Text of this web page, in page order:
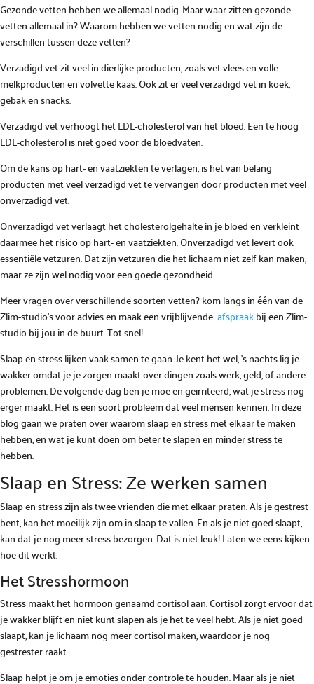
Gezonde vetten hebben we allemaal nodig. Maar waar zitten gezonde
vetten allemaal in? Waarom hebben we vetten nodig en wat zijn de
verschillen tussen deze vetten?
Verzadigd vet zit veel in dierlijke producten, zoals vet vlees en volle
melkproducten en volvette kaas. Ook zit er veel verzadigd vet in koek,
gebak en snacks.
Verzadigd vet verhoogt het LDL-cholesterol van het bloed. Een te hoog
LDL-cholesterol is niet goed voor de bloedvaten.
Om de kans op hart- en vaatziekten te verlagen, is het van belang
producten met veel verzadigd vet te vervangen door producten met veel
onverzadigd vet.
Onverzadigd vet verlaagt het cholesterolgehalte in je bloed en verkleint
daarmee het risico op hart- en vaatziekten. Onverzadigd vet levert ook
essentiële vetzuren. Dat zijn vetzuren die het lichaam niet zelf kan maken,
maar ze zijn wel nodig voor een goede gezondheid.
Meer vragen over verschillende soorten vetten? kom langs in één van de
Zlim-studio’s voor advies en maak een vrijblijvende afspraakbij een Zlim-
studio bij jou in de buurt. Tot snel!
Slaap en stress lijken vaak samen te gaan. Je kent het wel, ’s nachts lig je
wakker omdat je je zorgen maakt over dingen zoals werk, geld, of andere
problemen. De volgende dag ben je moe en geïrriteerd, wat je stress nog
erger maakt. Het is een soort probleem dat veel mensen kennen. In deze
blog gaan we praten over waarom slaap en stress met elkaar te maken
hebben, en wat je kunt doen om beter te slapen en minder stress te
hebben.
Slaap en Stress: Ze werken samen
Slaap en stress zijn als twee vrienden die met elkaar praten. Als je gestrest
bent, kan het moeilijk zijn om in slaap te vallen. En als je niet goed slaapt,
kan dat je nog meer stress bezorgen. Dat is niet leuk! Laten we eens kijken
hoe dit werkt:
Het Stresshormoon
Stress maakt het hormoon genaamd cortisol aan. Cortisol zorgt ervoor dat
je wakker blijft en niet kunt slapen als je het te veel hebt. Als je niet goed
slaapt, kan je lichaam nog meer cortisol maken, waardoor je nog
gestrester raakt.
Slaap helpt je om je emoties onder controle te houden. Maar als je niet